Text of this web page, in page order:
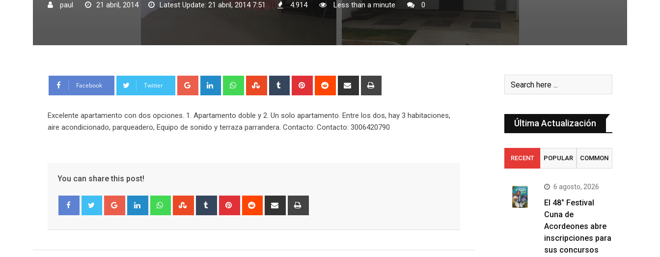
paul 21 abril, 2014 Latest Update: 21 abril, 2014 7:51 4.914 Less than a minute 0
Facebook Twitter Google+ LinkedIn WhatsappStumbleUpon
Tumblr Pinterest Reddit
Share
Excelente apartamento con dos opciones. 1. Apartamento doble y 2. Un solo apartamento. Entre los dos, hay 3 habitaciones,
aire acondicionado, parqueadero, Equipo de sonido y terraza parrandera. Contacto: Contacto: 3006420790
You can share this post!
Google+ LinkedIn WhatsappStumbleUpon
Tumblr Pinterest Reddit
Share
Última Actualización
RECENT POPULAR COMMON
6 agosto, 2026
El 48° Festival
Cuna de
Acordeones abre
inscripciones para
sus concursos